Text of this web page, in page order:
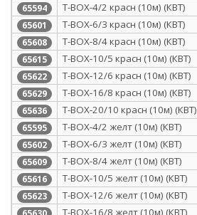
65594 Т-BOX-4/2 красн (10м) (КВТ)
65601 Т-BOX-6/3 красн (10м) (КВТ)
65608 Т-BOX-8/4 красн (10м) (КВТ)
65615 Т-BOX-10/5 красн (10м) (КВТ)
65622 Т-BOX-12/6 красн (10м) (КВТ)
65629 Т-BOX-16/8 красн (10м) (КВТ)
65636 Т-BOX-20/10 красн (10м) (КВТ)
65595 Т-BOX-4/2 желт (10м) (КВТ)
65602 Т-BOX-6/3 желт (10м) (КВТ)
65609 Т-BOX-8/4 желт (10м) (КВТ)
65616 Т-BOX-10/5 желт (10м) (КВТ)
65623 Т-BOX-12/6 желт (10м) (КВТ)
Т-BOX-16/8 желт (10м) (КВТ)